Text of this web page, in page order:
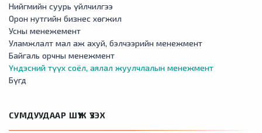
Нийгмийн суурь үйлчилгээ
Орон нутгийн бизнес хөгжил
Усны менежемент
Уламжлалт мал аж ахуй, бэлчээрийн менежмент
Байгаль орчны менежмент
Үндэсний түүх соёл, аялал жуулчлалын менежмент
Бүгд
СУМДУУДААР ШҮҮЖ ҮЗЭХ